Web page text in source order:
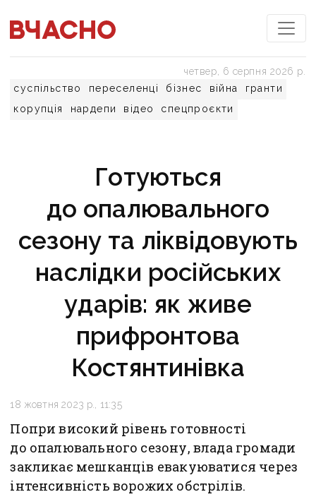
суспільство переселенці бізнес війна
гранти
корупція
нардепи відео спецпроєкти
четвер, 6 серпня 2026 р.
Готуються
до опалювального
сезону та ліквідовують
наслідки російських
ударів: як живе
прифронтова
Костянтинівка
18 жовтня 2023 р., 11:35
Попри високий рівень готовності
до опалювального сезону, влада громади
закликає мешканців евакуюватися через
інтенсивність ворожих обстрілів.